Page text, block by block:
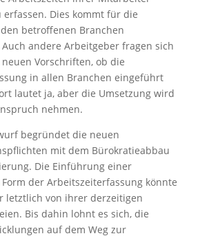
erfassen. Dies kommt für die
betroffenen Branchen
andere Arbeitgeber fragen sich
Vorschriften, ob die
in allen Branchen eingeführt
lautet ja, aber die Umsetzung wird
nehmen.
begründet die neuen
mit dem Bürokratieabbau
Die Einführung einer
der Arbeitszeiterfassung könnte
letztlich von ihrer derzeitigen
Bis dahin lohnt es sich, die
auf dem Weg zur